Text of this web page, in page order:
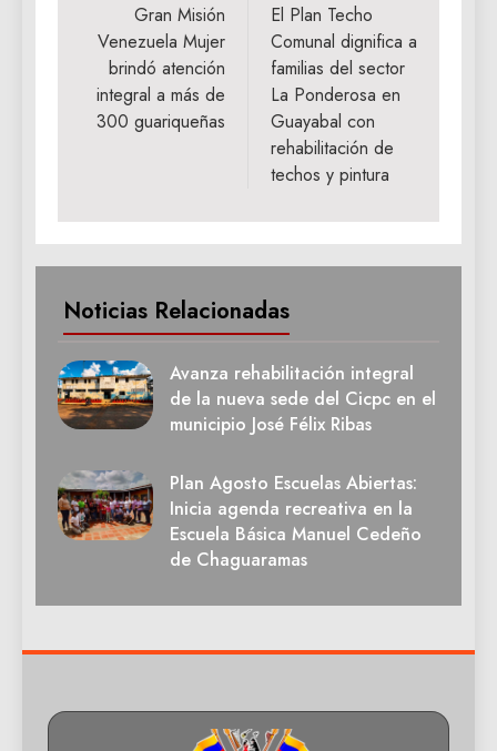
entradas
Gran Misión
Venezuela Mujer
brindó atención
integral a más de
300 guariqueñas
El Plan Techo
Comunal dignifica a
familias del sector
La Ponderosa en
Guayabal con
rehabilitación de
techos y pintura
Noticias Relacionadas
Avanza rehabilitación integral
de la nueva sede del Cicpc en el
municipio José Félix Ribas
Plan Agosto Escuelas Abiertas:
Inicia agenda recreativa en la
Escuela Básica Manuel Cedeño
de Chaguaramas